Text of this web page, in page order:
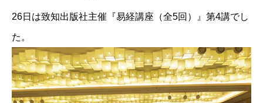
26日は致知出版社主催『易経講座（全5回）』第4講でし
た。